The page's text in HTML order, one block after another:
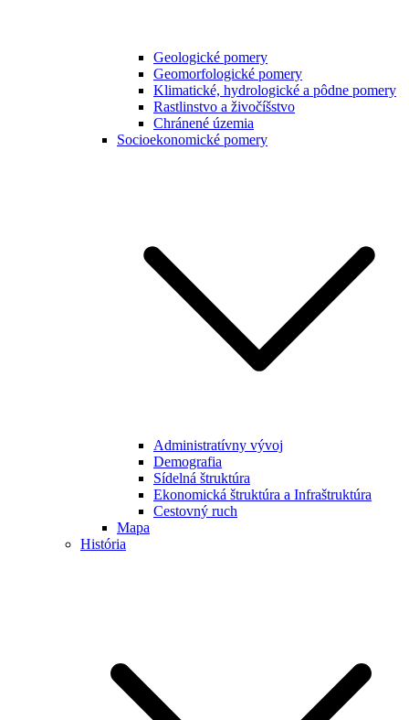
Geologické pomery
Geomorfologické pomery
Klimatické, hydrologické a pôdne pomery
Rastlinstvo a živočíšstvo
Chránené územia
Socioekonomické pomery
Administratívny vývoj
Demografia
Sídelná štruktúra
Ekonomická štruktúra a Infraštruktúra
Cestovný ruch
Mapa
História